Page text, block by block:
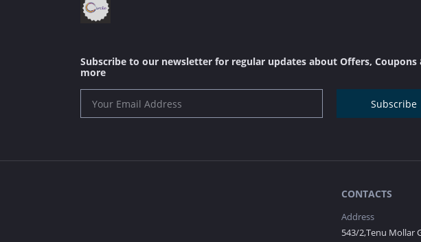
Subscribe to our newsletter for regular updates about Offers, Coupons
more
Subscribe
CONTACTS
Address
543/2,Tenu Mollar